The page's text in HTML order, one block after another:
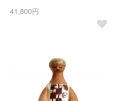
41,800円